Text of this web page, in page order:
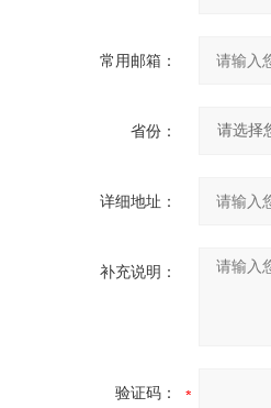
常用邮箱：
省份：
详细地址：
补充说明：
验证码：